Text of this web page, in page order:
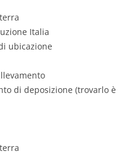
Italia
ubicazione
di deposizione (trovarlo è